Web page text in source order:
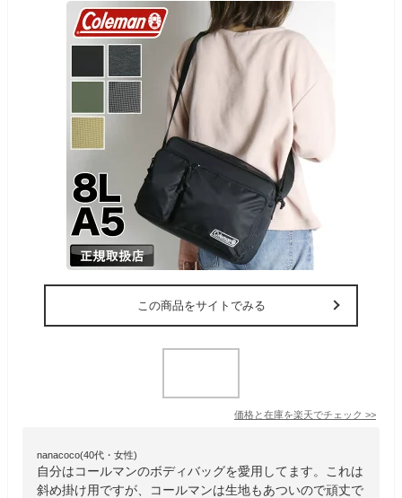
この商品をサイトでみる
価格と在庫を楽天でチェック >>
nanacoco(40代・女性)
自分はコールマンのボディバッグを愛用してます。これは
斜め掛け用ですが、コールマンは生地もあついので頑丈で